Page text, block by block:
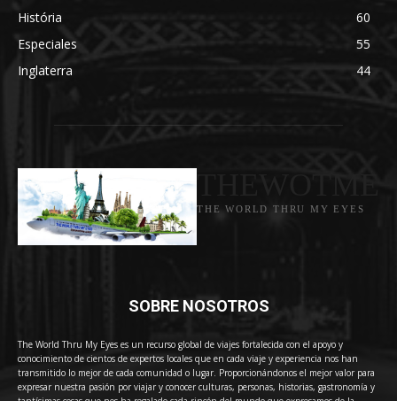
História
60
Especiales
55
Inglaterra
44
THE WORLD THRU MY EYES
SOBRE NOSOTROS
The World Thru My Eyes es un recurso global de viajes fortalecida con el apoyo y
conocimiento de cientos de expertos locales que en cada viaje y experiencia nos han
transmitido lo mejor de cada comunidad o lugar. Proporcionándonos el mejor valor para
expresar nuestra pasión por viajar y conocer culturas, personas, historias, gastronomía y